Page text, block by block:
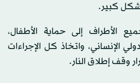
كبير.
الأطراف إلى حماية الأطفال،
الإنساني، واتخاذ كل الإجراءات
وقف إطلاق النار.